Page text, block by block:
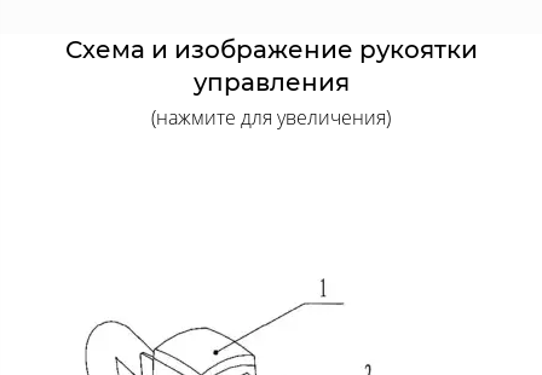
Схема и изображение рукоятки
управления
(нажмите для увеличения)